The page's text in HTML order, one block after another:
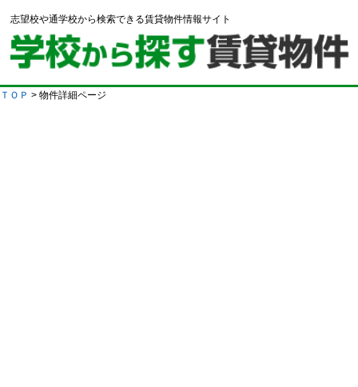
志望校や通学校から検索できる賃貸物件情報サイト
ＴＯＰ > 物件詳細ページ